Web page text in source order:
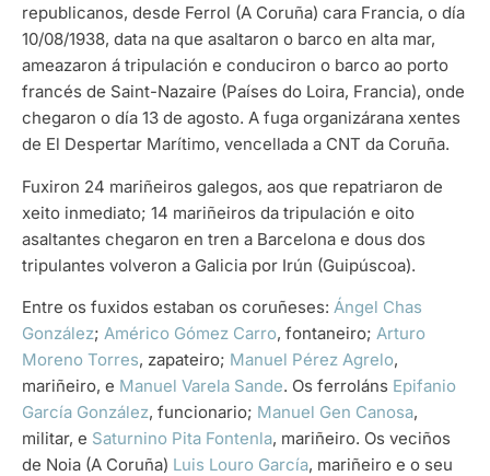
republicanos, desde Ferrol (A Coruña) cara Francia, o día
10/08/1938, data na que asaltaron o barco en alta mar,
ameazaron á tripulación e conduciron o barco ao porto
francés de Saint-Nazaire (Países do Loira, Francia), onde
chegaron o día 13 de agosto. A fuga organizárana xentes
de El Despertar Marítimo, vencellada a CNT da Coruña.
Fuxiron 24 mariñeiros galegos, aos que repatriaron de
xeito inmediato; 14 mariñeiros da tripulación e oito
asaltantes chegaron en tren a Barcelona e dous dos
tripulantes volveron a Galicia por Irún (Guipúscoa).
Entre os fuxidos estaban os coruñeses: Ángel Chas
González; Américo Gómez Carro, fontaneiro; Arturo
Moreno Torres, zapateiro; Manuel Pérez Agrelo,
mariñeiro, e Manuel Varela Sande. Os ferroláns Epifanio
García González, funcionario; Manuel Gen Canosa,
militar, e Saturnino Pita Fontenla, mariñeiro. Os veciños
de Noia (A Coruña) Luis Louro García, mariñeiro e o seu